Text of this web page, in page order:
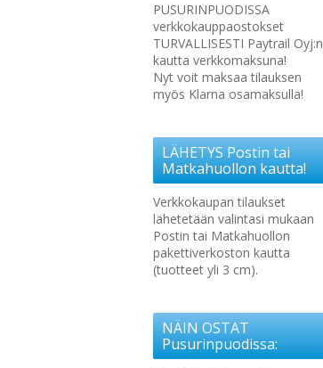
PUSURINPUODISSA
verkkokauppaostokset
TURVALLISESTI Paytrail Oyj:n
kautta verkkomaksuna!
Nyt voit maksaa tilauksen
myös Klarna osamaksulla!
LÄHETYS Postin tai
Matkahuollon kautta!
Verkkokaupan tilaukset
lähetetään valintasi mukaan
Postin tai Matkahuollon
pakettiverkoston kautta
(tuotteet yli 3 cm).
NÄIN OSTAT
Pusurinpuodissa: